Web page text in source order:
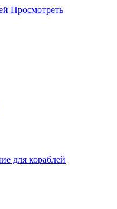
Просмотреть
для кораблей